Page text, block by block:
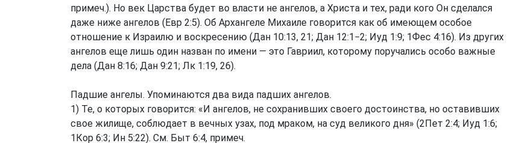
примеч.). Но век Царства будет во власти не ангелов, а Христа и тех, ради кого Он сделался
даже ниже ангелов (Евр 2:5). Об Архангеле Михаиле говорится как об имеющем особое
отношение к Израилю и воскресению (Дан 10:13, 21; Дан 12:1−2; Иуд 1:9; 1Фес 4:16). Из других
ангелов еще лишь один назван по имени — это Гавриил, которому поручались особо важные
дела (Дан 8:16; Дан 9:21; Лк 1:19, 26).
Падшие ангелы. Упоминаются два вида падших ангелов.
1) Те, о которых говорится: «И ангелов, не сохранивших своего достоинства, но оставивших
свое жилище, соблюдает в вечных узах, под мраком, на суд великого дня» (2Пет 2:4; Иуд 1:6;
1Кор 6:3; Ин 5:22). См. Быт 6:4, примеч.